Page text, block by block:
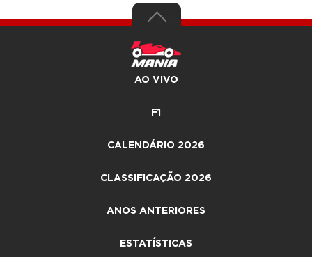
AO VIVO
F1
CALENDÁRIO 2026
CLASSIFICAÇÃO 2026
ANOS ANTERIORES
ESTATÍSTICAS